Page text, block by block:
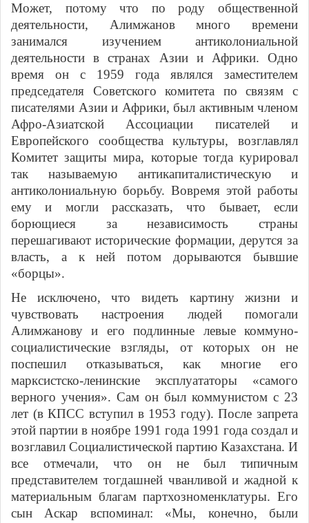
Может, потому что по роду общественной
деятельности, Алимжанов много времени
занимался изучением антиколониальной
деятельности в странах Азии и Африки. Одно
время он с 1959 года являлся заместителем
председателя Советского комитета по связям с
писателями Азии и Африки, был активным членом
Афро-Азиатской Ассоциации писателей и
Европейского сообщества культуры, возглавлял
Комитет защиты мира, которые тогда курировал
так называемую антикапиталистическую и
антиколониальную борьбу. Вовремя этой работы
ему и могли рассказать, что бывает, если
борющиеся за независимость страны
перешагивают исторические формации, дерутся за
власть, а к ней потом дорываются бывшие
«борцы».
Не исключено, что видеть картину жизни и
чувствовать настроения людей помогали
Алимжанову и его подлинные левые коммуно-
социалистические взгляды, от которых он не
поспешил отказываться, как многие его
марксистско-ленинские эксплуататоры «самого
верного учения». Сам он был коммунистом с 23
лет (в КПСС вступил в 1953 году). После запрета
этой партии в ноябре 1991 года 1991 года создал и
возглавил Социалистической партию Казахстана. И
все отмечали, что он не был типичным
представителем тогдашней чванливой и жадной к
материальным благам партхозноменклатуры. Его
сын Аскар вспоминал: «Мы, конечно, были